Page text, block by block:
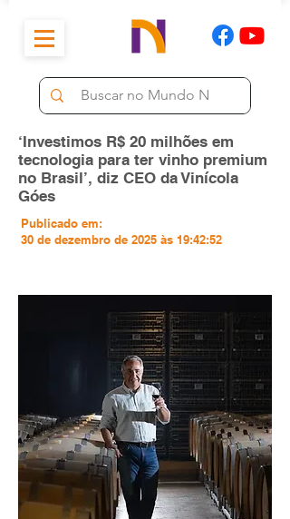
‘Investimos R$ 20 milhões em
tecnologia para ter vinho premium
no Brasil’, diz CEO da Vinícola
Góes
Publicado em:
30 de dezembro de 2025 às 19:42:52